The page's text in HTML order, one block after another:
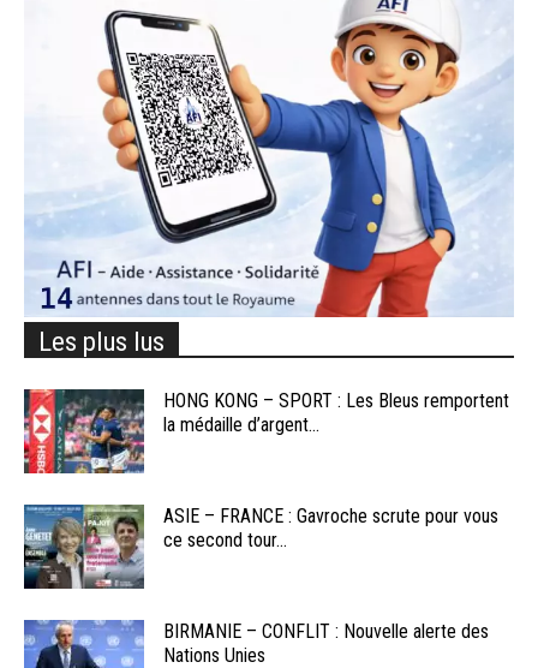
Les plus lus
HONG KONG – SPORT : Les Bleus remportent
la médaille d’argent...
ASIE – FRANCE : Gavroche scrute pour vous
ce second tour...
BIRMANIE – CONFLIT : Nouvelle alerte des
Nations Unies